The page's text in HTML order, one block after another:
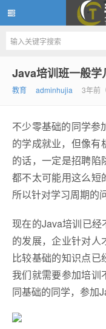
头条中国网
Java培训班一般学
教育 adminhujia 3年前
不少零基础的同学参
的学成就业，但像有
的话，一定是招聘陷
都不太可能用这么短
所以针对学习周期的
现在的Java培训已经
的发展，企业针对人
比较基础的知识点已
我们就需要参加培训
同基础的同学，参加